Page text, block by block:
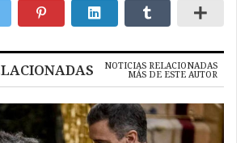
NOTICIAS RELACIONADAS
MÁS DE ESTE AUTOR